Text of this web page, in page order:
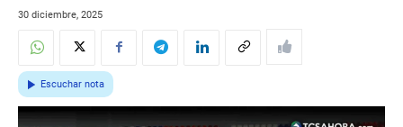
30 diciembre, 2025
Escuchar nota